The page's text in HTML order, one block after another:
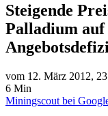
Steigende
Palladium auf
vom 12. März 2012,
6 Min
Miningscout bei